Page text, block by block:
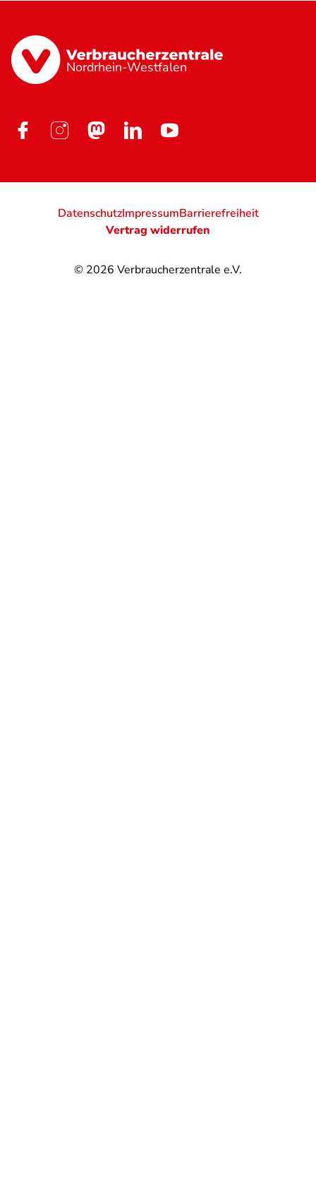
Nordrhein-Westfalen
© 2026 Verbraucherzentrale e.V.
DatenschutzImpressumBarrierefreiheit
Vertrag widerrufen